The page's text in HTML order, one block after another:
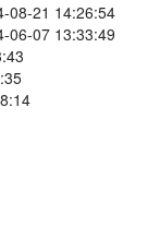
08-21 14:26:54
06-07 13:33:49